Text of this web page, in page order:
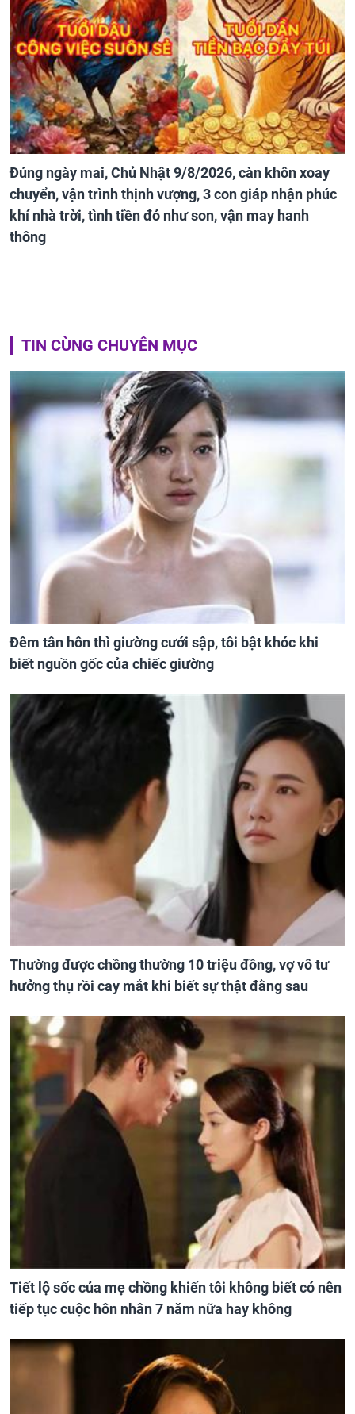
Đúng ngày mai, Chủ Nhật 9/8/2026, càn khôn xoay
chuyển, vận trình thịnh vượng, 3 con giáp nhận phúc
khí nhà trời, tình tiền đỏ như son, vận may hanh
thông
TIN CÙNG CHUYÊN MỤC
Đêm tân hôn thì giường cưới sập, tôi bật khóc khi
biết nguồn gốc của chiếc giường
Thường được chồng thường 10 triệu đồng, vợ vô tư
hưởng thụ rồi cay mắt khi biết sự thật đằng sau
Tiết lộ sốc của mẹ chồng khiến tôi không biết có nên
tiếp tục cuộc hôn nhân 7 năm nữa hay không